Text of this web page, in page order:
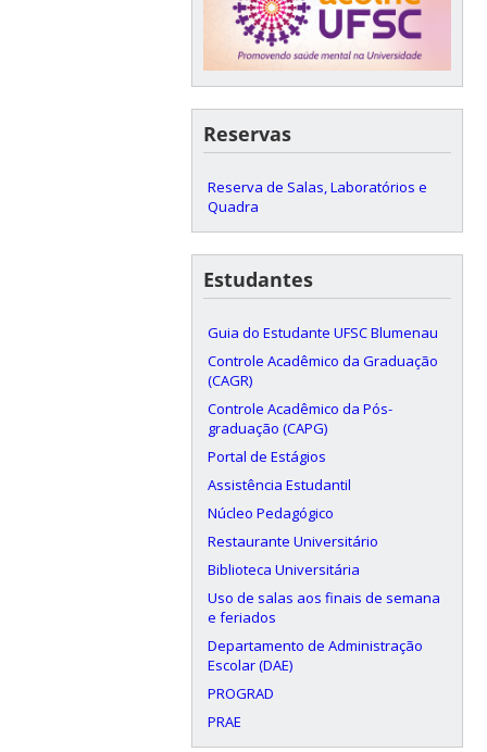
Reservas
Reserva de Salas, Laboratórios e
Quadra
Estudantes
Guia do Estudante UFSC Blumenau
Controle Acadêmico da Graduação
(CAGR)
Controle Acadêmico da Pós-
graduação (CAPG)
Portal de Estágios
Assistência Estudantil
Núcleo Pedagógico
Restaurante Universitário
Biblioteca Universitária
Uso de salas aos finais de semana
e feriados
Departamento de Administração
Escolar (DAE)
PROGRAD
PRAE